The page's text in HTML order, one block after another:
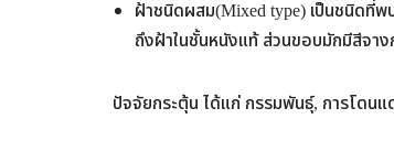
ฝ้าชนิดผสม(Mixed type) เป็นชนิดที่
ถึงฝ้าในชั้นหนังแท้ ส่วนขอบมักมีสีจา
ปัจจัยกระตุ้น ได้แก่ กรรมพันธุ์, การโดน